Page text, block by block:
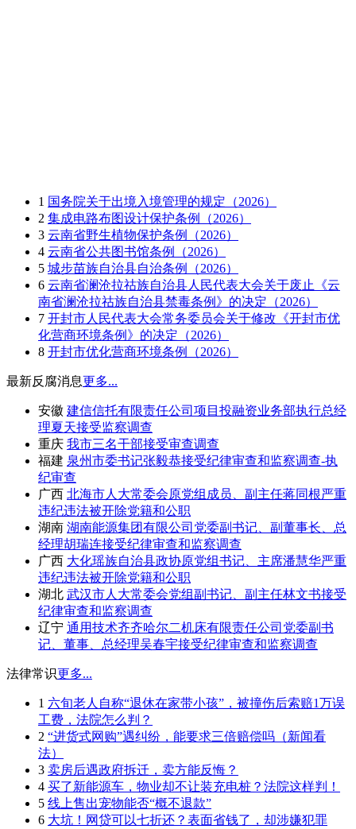
1 国务院关于出境入境管理的规定（2026）
2 集成电路布图设计保护条例（2026）
3 云南省野生植物保护条例（2026）
4 云南省公共图书馆条例（2026）
5 城步苗族自治县自治条例（2026）
6 云南省澜沧拉祜族自治县人民代表大会关于废止《云
南省澜沧拉祜族自治县禁毒条例》的决定（2026）
7 开封市人民代表大会常务委员会关于修改《开封市优
化营商环境条例》的决定（2026）
8 开封市优化营商环境条例（2026）
最新反腐消息更多...
安徽 建信信托有限责任公司项目投融资业务部执行总经
理夏天接受监察调查
重庆 我市三名干部接受审查调查
福建 泉州市委书记张毅恭接受纪律审查和监察调查-执
纪审查
广西 北海市人大常委会原党组成员、副主任蒋同根严重
违纪违法被开除党籍和公职
湖南 湖南能源集团有限公司党委副书记、副董事长、总
经理胡瑞连接受纪律审查和监察调查
广西 大化瑶族自治县政协原党组书记、主席潘慧华严重
违纪违法被开除党籍和公职
湖北 武汉市人大常委会党组副书记、副主任林文书接受
纪律审查和监察调查
辽宁 通用技术齐齐哈尔二机床有限责任公司党委副书
记、董事、总经理吴春宇接受纪律审查和监察调查
法律常识更多...
1 六旬老人自称“退休在家带小孩”，被撞伤后索赔1万误
工费，法院怎么判？
2 “进货式网购”遇纠纷，能要求三倍赔偿吗（新闻看
法）
3 卖房后遇政府拆迁，卖方能反悔？
4 买了新能源车，物业却不让装充电桩？法院这样判！
5 线上售出宠物能否“概不退款”
6 大坑！网贷可以七折还？表面省钱了，却涉嫌犯罪